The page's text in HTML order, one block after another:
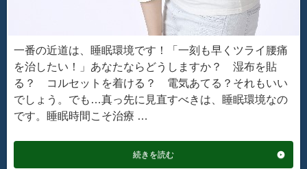
一番の近道は、睡眠環境です！「一刻も早くツライ腰痛
を治したい！」あなたならどうしますか？ 湿布を貼
る？ コルセットを着ける？ 電気あてる？それもいい
でしょう。でも…真っ先に見直すべきは、睡眠環境なの
です。睡眠時間こそ治療 …
続きを読む